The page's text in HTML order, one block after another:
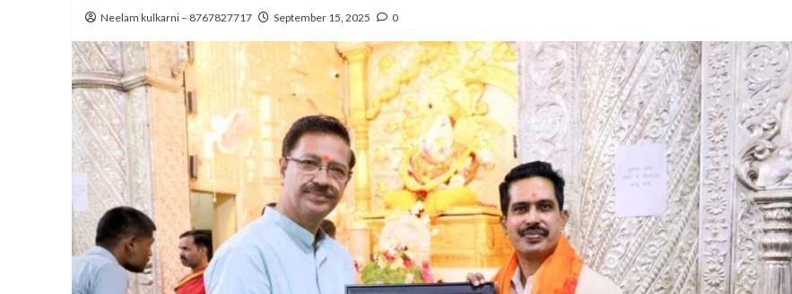
Neelam kulkarni – 8767827717 September 15, 2025 0